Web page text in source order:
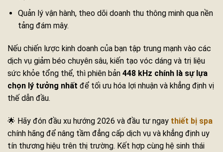
Quản lý vận hành, theo dõi doanh thu thông minh qua nền
tảng đám mây.
Nếu chiến lược kinh doanh của bạn tập trung mạnh vào các
dịch vụ giảm béo chuyên sâu, kiến tạo vóc dáng và trị liệu
sức khỏe tổng thể, thì phiên bản 448 kHz chính là sự lựa
chọn lý tưởng nhất để tối ưu hóa lợi nhuận và khẳng định vị
thế dẫn đầu.
🌟 Hãy đón đầu xu hướng 2026 và đầu tư ngay thiết bị spa
chính hãng để nâng tầm đẳng cấp dịch vụ và khẳng định uy
tín thương hiệu trên thị trường. Kết hợp cùng hệ sinh thái